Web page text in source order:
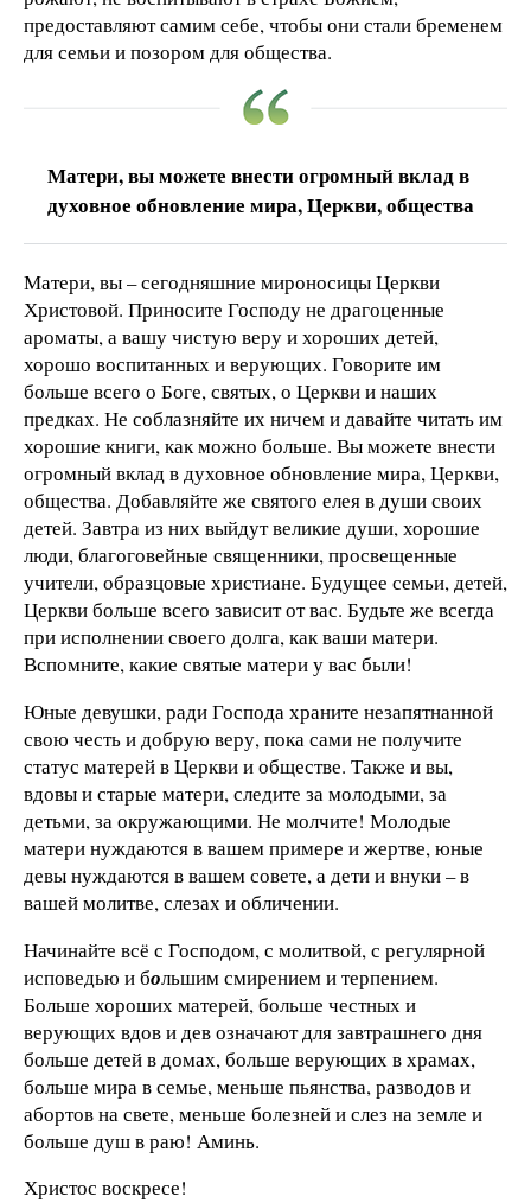
предоставляют самим себе, чтобы они стали бременем
для семьи и позором для общества.
Матери, вы можете внести огромный вклад в
духовное обновление мира, Церкви, общества
Матери, вы – сегодняшние мироносицы Церкви
Христовой. Приносите Господу не драгоценные
ароматы, а вашу чистую веру и хороших детей,
хорошо воспитанных и верующих. Говорите им
больше всего о Боге, святых, о Церкви и наших
предках. Не соблазняйте их ничем и давайте читать им
хорошие книги, как можно больше. Вы можете внести
огромный вклад в духовное обновление мира, Церкви,
общества. Добавляйте же святого елея в души своих
детей. Завтра из них выйдут великие души, хорошие
люди, благоговейные священники, просвещенные
учители, образцовые христиане. Будущее семьи, детей,
Церкви больше всего зависит от вас. Будьте же всегда
при исполнении своего долга, как ваши матери.
Вспомните, какие святые матери у вас были!
Юные девушки, ради Господа храните незапятнанной
свою честь и добрую веру, пока сами не получите
статус матерей в Церкви и обществе. Также и вы,
вдовы и старые матери, следите за молодыми, за
детьми, за окружающими. Не молчите! Молодые
матери нуждаются в вашем примере и жертве, юные
девы нуждаются в вашем совете, а дети и внуки – в
вашей молитве, слезах и обличении.
Начинайте всё с Господом, с молитвой, с регулярной
исповедью и большим смирением и терпением.
Больше хороших матерей, больше честных и
верующих вдов и дев означают для завтрашнего дня
больше детей в домах, больше верующих в храмах,
больше мира в семье, меньше пьянства, разводов и
абортов на свете, меньше болезней и слез на земле и
больше душ в раю! Аминь.
Христос воскресе!